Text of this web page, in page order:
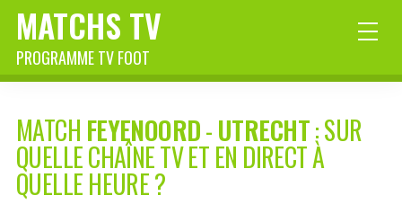
MATCHS TV
PROGRAMME TV FOOT
MATCH FEYENOORD-UTRECHT: SUR
QUELLE CHAÎNE TV ET EN DIRECT À
QUELLE HEURE ?